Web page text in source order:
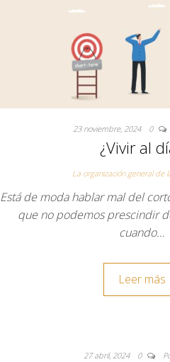
23 noviembre, 2024 0
¿Vivir al
La organización general de
Está de moda hablar mal del
que no podemos prescindir
cuando…
Leer más
27 abril, 2024 0